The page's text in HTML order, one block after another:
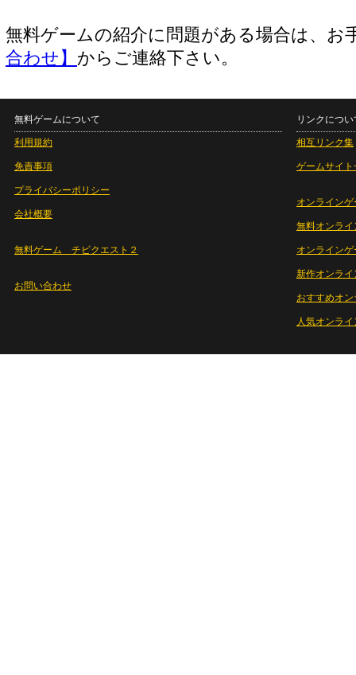
無料ゲームの紹介に問題がある場合は、お
合わせ】 からご連絡下さい。
無料ゲームについて
利用規約
免責事項
プライバシーポリシー
会社概要
無料ゲーム チビクエスト２
お問い合わせ
リンクについ
相互リンク集
ゲームサイト
オンラインゲ
無料オンライ
オンライン
新作オンライ
おすすめオ
人気オンラ